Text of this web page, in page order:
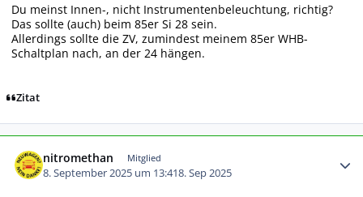
Du meinst Innen-, nicht Instrumentenbeleuchtung, richtig?
Das sollte (auch) beim 85er Si 28 sein.
Allerdings sollte die ZV, zumindest meinem 85er WHB-
Schaltplan nach, an der 24 hängen.
Zitat
nitromethan Mitglied
8. September 2025 um 13:418. Sep 2025